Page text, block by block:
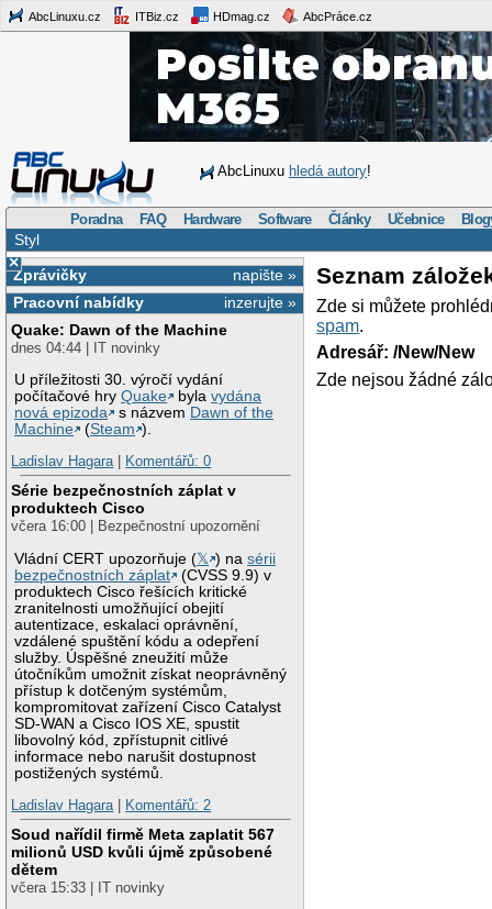
AbcLinuxu.cz ITBiz.cz HDmag.cz AbcPráce.cz
AbcLinuxu hledá autory!
Poradna FAQ Hardware Software Články Učebnice
Styl
×
napište »
Zprávičky
inzerujte »
Pracovní nabídky
Quake: Dawn of the Machine
dnes 04:44 | IT novinky
U příležitosti 30. výročí vydání
počítačové hryQuake bylavydána
nová epizoda
s názvem Dawn of the
Machine
(Steam ).
Ladislav Hagara| Komentářů: 0
Série bezpečnostních záplat v
produktech Cisco
včera 16:00 | Bezpečnostní upozornění
Vládní CERT upozorňuje (𝕏 ) nasérii
bezpečnostních záplat
(CVSS 9.9) v
produktech Cisco řešících kritické
zranitelnosti umožňující obejití
autentizace, eskalaci oprávnění,
vzdálené spuštění kódu a odepření
služby. Úspěšné zneužití může
útočníkům umožnit získat neoprávněný
přístup k dotčeným systémům,
kompromitovat zařízení Cisco Catalyst
SD-WAN a Cisco IOS XE, spustit
libovolný kód, zpřístupnit citlivé
informace nebo narušit dostupnost
postižených systémů.
Ladislav Hagara| Komentářů: 2
Soud nařídil firmě Meta zaplatit 567
milionů USD kvůli újmě způsobené
dětem
včera 15:33 | IT novinky
Seznam
Zde si můžete
spam.
Adresář: /New/New
Zde nejsou žádné